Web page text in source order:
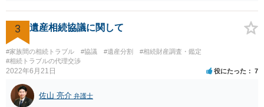
(例えば、○○のときにお姉さんは亡くなった方からお金を援助してもら
った等)、それも書くとよいです。 書かない方が良いと思うことは、遺
産分割に関係ない(と思われる)いきさつを沢山盛り込むことだと考えま
す(あくまで遺産分割に関係することに留める方が、裁判所や調停委員
の方に事情を理解してもらいやすいと思います)。
3 遺産相続協議に関して
#家族間の相続トラブル #協議 #遺産分割
#相続財産調査・鑑定
#相続トラブルの代理交渉
2022年6月21日 役にたった 7
佐山 亮介 弁護士